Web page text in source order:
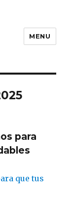
MENU
para